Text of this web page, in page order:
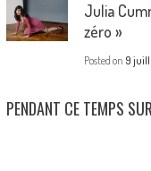
Julia
zéro »
Posted on 9
PENDANT CE TEMPS